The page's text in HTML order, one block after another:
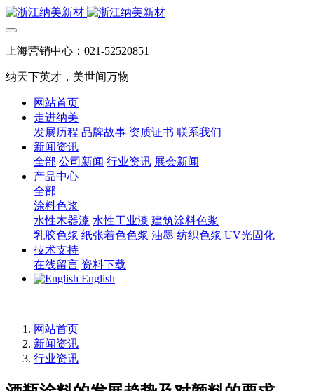
上海营销中心：021-52520851
纳天下英才，美世间万物
网站首页
走进纳美
发展历程 品牌故事 资质证书 联系我们
新闻资讯
全部 公司新闻 行业资讯 展会新闻
产品中心
全部
涂料色浆
水性木器漆 水性工业漆 建筑涂料色浆
乳胶色浆 纸张着色色浆 油墨 纺织色浆 UV光固化
技术支持
在线留言 资料下载
English
网站首页
新闻资讯
行业资讯